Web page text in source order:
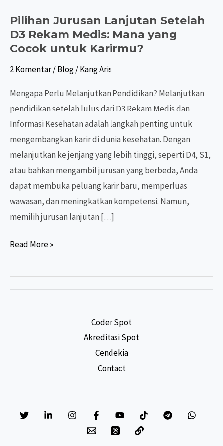
Pilihan Jurusan Lanjutan Setelah
D3 Rekam Medis: Mana yang
Cocok untuk Karirmu?
2 Komentar/Blog/Kang Aris
Mengapa Perlu Melanjutkan Pendidikan? Melanjutkan
pendidikan setelah lulus dari D3 Rekam Medis dan
Informasi Kesehatan adalah langkah penting untuk
mengembangkan karir di dunia kesehatan. Dengan
melanjutkan ke jenjang yang lebih tinggi, seperti D4, S1,
atau bahkan mengambil jurusan yang berbeda, Anda
dapat membuka peluang karir baru, memperluas
wawasan, dan meningkatkan kompetensi. Namun,
memilih jurusan lanjutan […]
Pilihan
Lanjutan
Setelah
Karirmu?
Read More »
Coder Spot
Akreditasi Spot
Cendekia
Contact